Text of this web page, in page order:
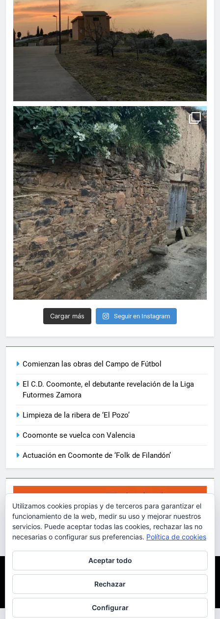
Cargar más Seguir en Instagram
Comienzan las obras del Campo de Fútbol
El C.D. Coomonte, el debutante revelación de la Liga
Futormes Zamora
Limpieza de la ribera de ‘El Pozo’
Coomonte se vuelca con Valencia
Actuación en Coomonte de ‘Folk de Filandón’
Coomonte.net 2001-2024 D.
Ortiz / Funciona gracias a
BlazeThemes.
PrincipioArtículos
FotografíasMás
Utilizamos cookies propias y de terceros para garantizar el
funcionamiento de la web, medir su uso y mejorar nuestros
servicios. Puede aceptar todas las cookies, rechazar las no
necesarias o configurar sus preferencias. Política de cookies
Aceptar todo
Rechazar
Configurar